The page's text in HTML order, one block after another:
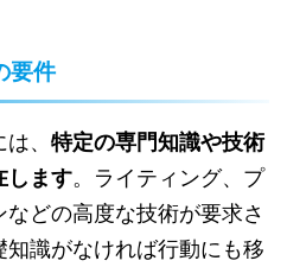
要件
、 特定の専門知識や技術
します。ライティング、プ
どの高度な技術が要求さ
識がなければ行動にも移